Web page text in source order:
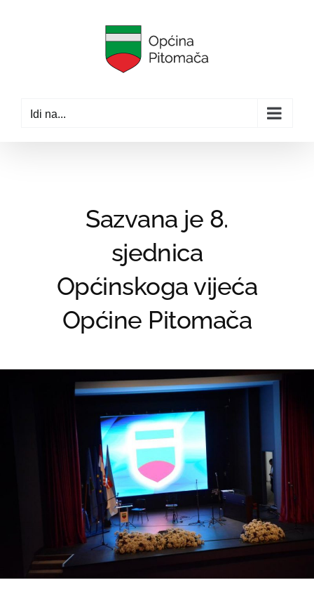
Idi na...
Sazvana je 8.
sjednica
Općinskoga vijeća
Općine Pitomača